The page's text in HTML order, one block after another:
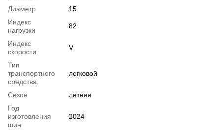
Диаметр
15
Индекс
нагрузки
82
Индекс
скорости
V
Тип
транспортного
средства
легковой
Сезон
летняя
Год
изготовления
шин
2024